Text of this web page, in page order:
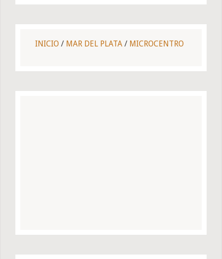
INICIO / MAR DEL PLATA / MICROCENTRO